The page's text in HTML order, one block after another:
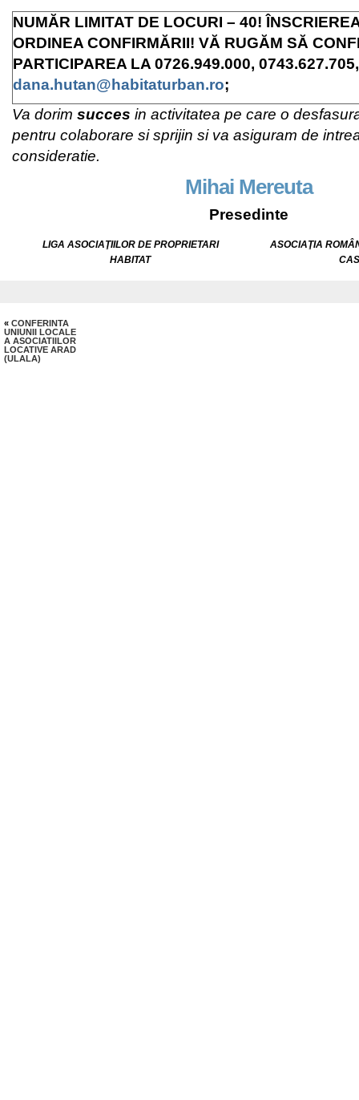
NUMĂR LIMITAT DE LOCURI – 40!
ORDINEA CONFIRMĂRII! VĂ RUGĂM SĂ
PARTICIPAREA LA 0726.949.000,
dana.hutan@habitaturban.ro;
Va dorim succes in activitatea pe care o
pentru colaborare si sprijin si va asiguram de
consideratie.
Mihai Mereuta
Presedinte
LIGA ASOCIAŢIILOR DE PROPRIETARI
HABITAT
ASOCIAŢIA ROMÂ
« CONFERINTA
UNIUNII LOCALE
A ASOCIATIILOR
LOCATIVE ARAD
(ULALA)